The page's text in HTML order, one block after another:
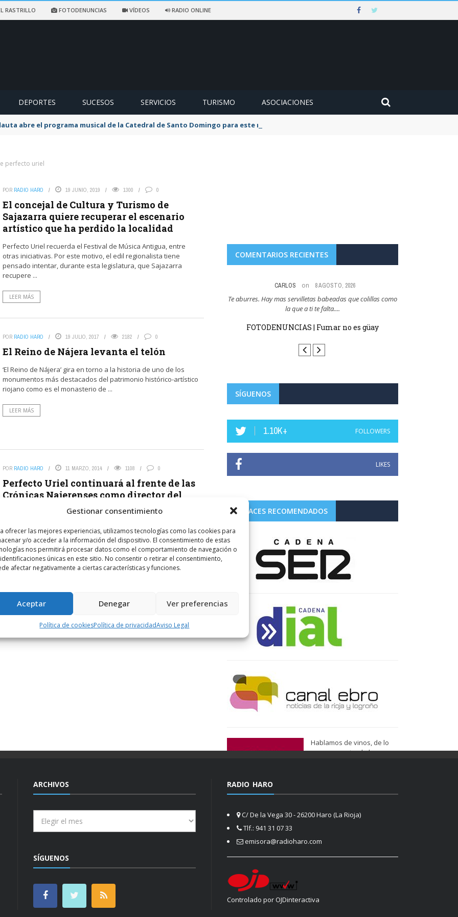
Gestionar consentimiento
ofrecer las mejores experiencias, utilizamos tecnologías como las cookies para
y/o acceder a la información del dispositivo. El consentimiento de estas
nos permitirá procesar datos como el comportamiento de navegación o
únicas en este sitio. No consentir o retirar el consentimiento,
afectar negativamente a ciertas características y funciones.
Aceptar Denegar Ver preferencias
Política de cookiesPolítica de privacidadAviso Legal
RASTRILLO FOTODENUNCIAS VÍDEOS RADIO ONLINE
DEPORTES SUCESOS SERVICIOS TURISMO ASOCIACIONES
abre el programa musical de la Catedral de Santo Domingo para este mes de agosto
perfecto uriel
POR RADIO HARO 19 JUNIO, 2019 1300 0
El concejal de Cultura y Turismo de
Sajazarra quiere recuperar el escenario
artístico que ha perdido la localidad
Perfecto Uriel recuerda el Festival de Música Antigua, entre
otras iniciativas. Por este motivo, el edil regionalista tiene
pensado intentar, durante esta legislatura, que Sajazarra
recupere ...
LEER MÁS
POR RADIO HARO 19 JULIO, 2017 2182 0
El Reino de Nájera levanta el telón
‘El Reino de Nájera’ gira en torno a la historia de uno de los
monumentos más destacados del patrimonio histórico-artístico
riojano como es el monasterio de ...
LEER MÁS
POR RADIO HARO 11 MARZO, 2014 1108 0
Perfecto Uriel continuará al frente de las
Crónicas Najerenses como director del
acordó la renovación de Uriel como responsable de la obra.
LEER MÁS
COMENTARIOS RECIENTES
CARLOS on 8 AGOSTO, 2026
Te aburres. Hay mas servilletas babeadas que colillas como
la que a ti te falta....
FOTODENUNCIAS | Fumar no es güay
SÍGUENOS
1.10K+ FOLLOWERS
LIKES
ENLACES RECOMENDADOS
Hablamos de vinos, de lo
que nos gusta, de lo que
ARCHIVOS
SÍGUENOS
RADIO HARO
C/ De la Vega 30 - 26200 Haro (La Rioja)
Tlf.: 941 31 07 33
emisora@radioharo.com
Controlado por OJDinteractiva